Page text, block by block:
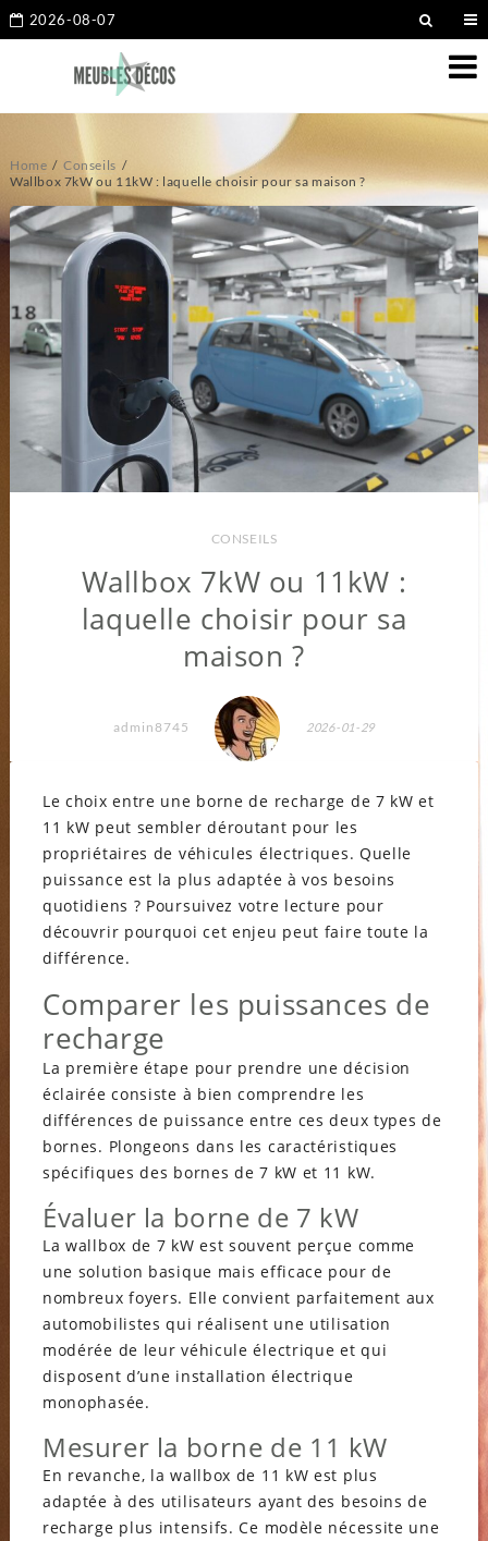
2026-08-07
Home
Conseils
Wallbox 7kW ou 11kW : laquelle choisir pour sa maison ?
CONSEILS
Wallbox 7kW ou 11kW :
laquelle choisir pour sa
maison ?
admin8745 2026-01-29
Le choix entre une borne de recharge de 7 kW et
11 kW peut sembler déroutant pour les
propriétaires de véhicules électriques. Quelle
puissance est la plus adaptée à vos besoins
quotidiens ? Poursuivez votre lecture pour
découvrir pourquoi cet enjeu peut faire toute la
différence.
Comparer les puissances de
recharge
La première étape pour prendre une décision
éclairée consiste à bien comprendre les
différences de puissance entre ces deux types de
bornes. Plongeons dans les caractéristiques
spécifiques des bornes de 7 kW et 11 kW.
Évaluer la borne de 7 kW
La wallbox de 7 kW est souvent perçue comme
une solution basique mais efficace pour de
nombreux foyers. Elle convient parfaitement aux
automobilistes qui réalisent une utilisation
modérée de leur véhicule électrique et qui
disposent d’une installation électrique
monophasée.
Mesurer la borne de 11 kW
En revanche, la wallbox de 11 kW est plus
adaptée à des utilisateurs ayant des besoins de
recharge plus intensifs. Ce modèle nécessite une